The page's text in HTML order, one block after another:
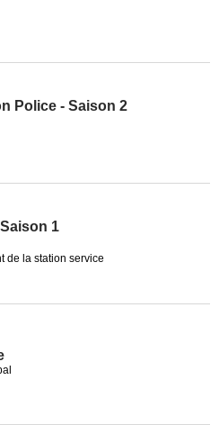
Police - Saison 2
1
de la station service